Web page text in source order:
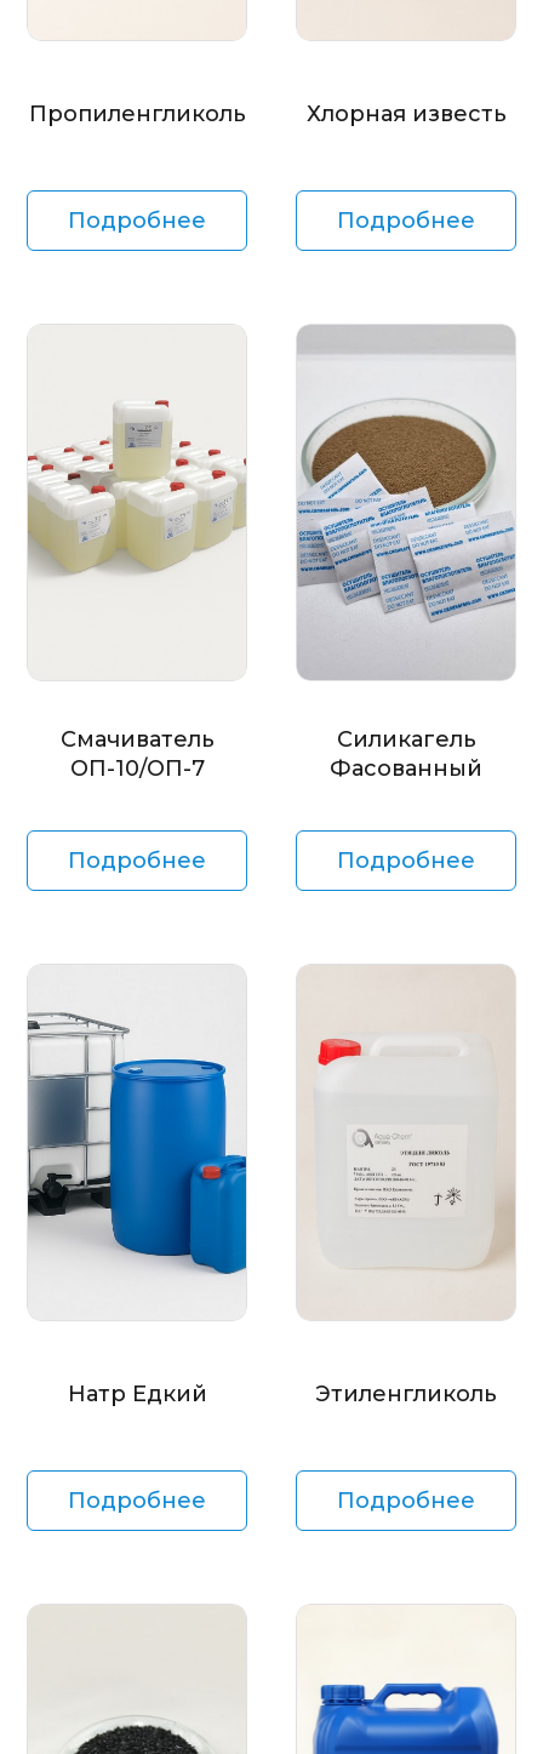
Пропиленгликоль
Подробнее
Хлорная известь
Подробнее
Смачиватель
ОП-10/ОП-7
Подробнее
Силикагель
Фасованный
Подробнее
Натр Едкий
Подробнее
Этиленгликоль
Подробнее